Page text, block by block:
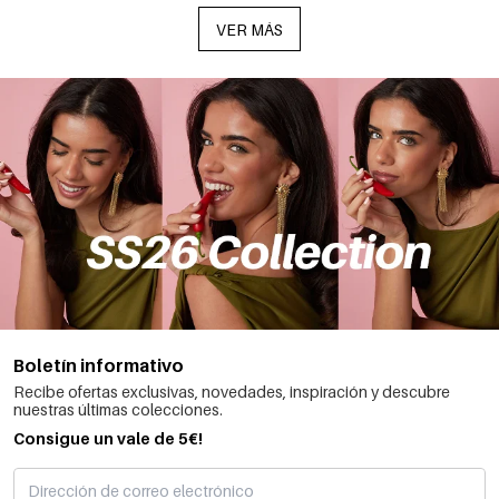
VER MÁS
Boletín informativo
Recibe ofertas exclusivas, novedades, inspiración y descubre
nuestras últimas colecciones.
Consigue un vale de 5€!